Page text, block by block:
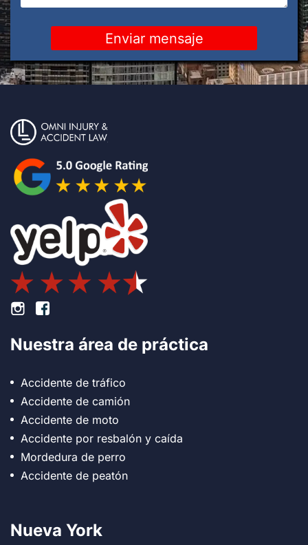
Pie de página Instagram
Pie de página Facebook
Nuestra área de práctica
Accidente de tráfico
Accidente de camión
Accidente de moto
Accidente por resbalón y caída
Mordedura de perro
Accidente de peatón
Nueva York